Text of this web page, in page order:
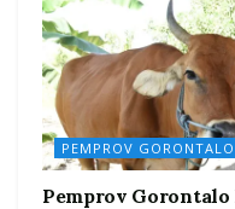
PEMPROV GORONTALO
Pemprov